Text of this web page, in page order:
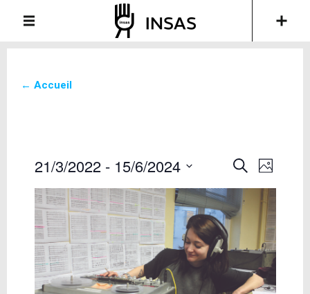
← Accueil
Recherche
navigation
de
Évènements
Recherche
Photo
21/3/2022 - 15/6/2024
la
date